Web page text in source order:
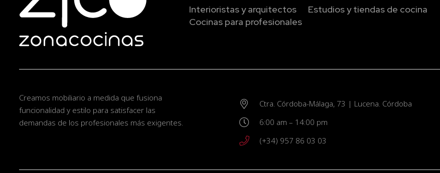
Interioristas y arquitectos
Estudios y tiendas de cocina
Cocinas para profesionales
Creamos mobiliario a medida que fusiona
funcionalidad y estilo para satisfacer las
demandas de los profesionales más exigentes.
Ctra. Córdoba-Málaga, 73 | Lucena. Córdoba
6:00 am – 14:00 pm
(+34) 957 86 03 03